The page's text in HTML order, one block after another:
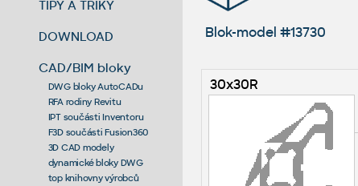
TIPY A TRIKY
DOWNLOAD
CAD/BIM bloky
DWG bloky AutoCADu
RFA rodiny Revitu
IPT součásti Inventoru
F3D součásti Fusion360
3D CAD modely
dynamické bloky DWG
top knihovny výrobců
Blok-model #13730
30x30R